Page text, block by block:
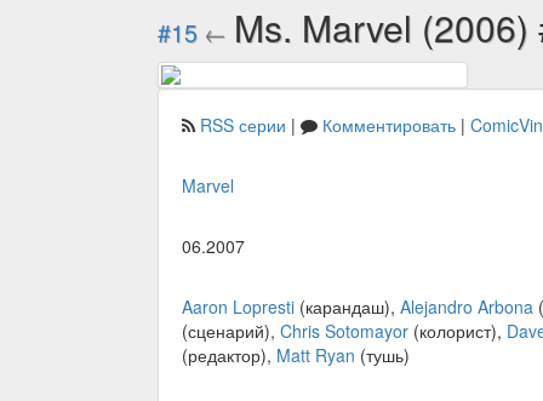
#15 ← Ms. Marvel
RSS серии | Комментировать |
Marvel
06.2007
Aaron Lopresti (карандаш), Alejandro Arbona
(сценарий), Chris Sotomayor (колорист),
(редактор), Matt Ryan (тушь)